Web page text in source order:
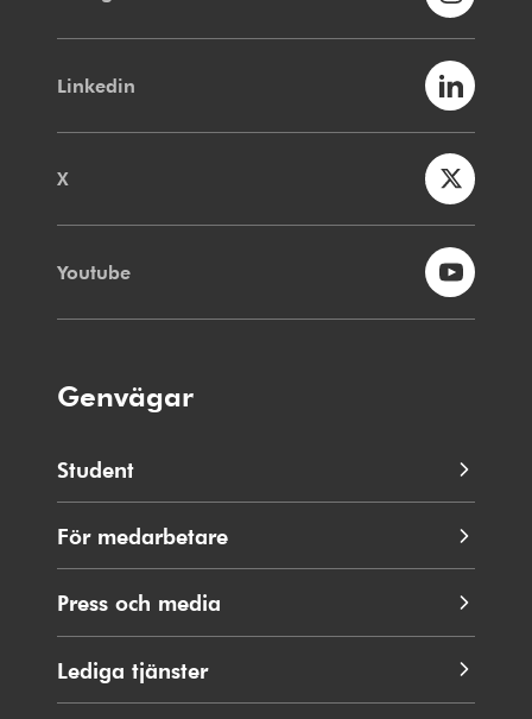
Linkedin
X
Youtube
Genvägar
Student
För medarbetare
Press och media
Lediga tjänster